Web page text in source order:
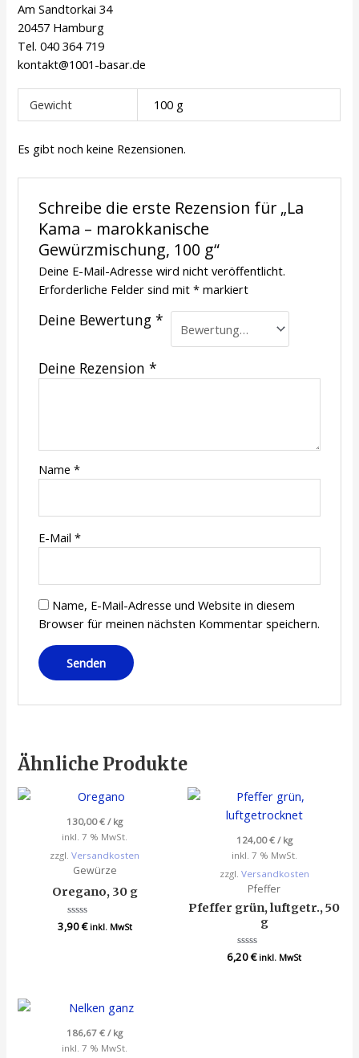
Am Sandtorkai 34
20457 Hamburg
Tel. 040 364 719
kontakt@1001-basar.de
Gewicht 100 g
Es gibt noch keine Rezensionen.
Schreibe die erste Rezension für „La
Kama – marokkanische
Gewürzmischung, 100 g“
Deine E-Mail-Adresse wird nicht veröffentlicht.
Erforderliche Felder sind mit *markiert
Deine Bewertung *
Deine Rezension *
Name *
E-Mail *
Name, E-Mail-Adresse und Website in diesem
Browser für meinen nächsten Kommentar speichern.
Ähnliche Produkte
130,00€ / kg
inkl. 7 % MwSt.
zzgl.Versandkosten
Gewürze
Oregano, 30 g
Bewertet
mit
3,90€ inkl. MwSt
124,00€/ kg
inkl. 7 % MwSt.
zzgl. Versandkosten
Pfeffer
Pfeffer grün, luftgetr., 50
g
Bewertet
mit
6,20€ inkl. MwSt
186,67€ / kg
inkl. 7 % MwSt.